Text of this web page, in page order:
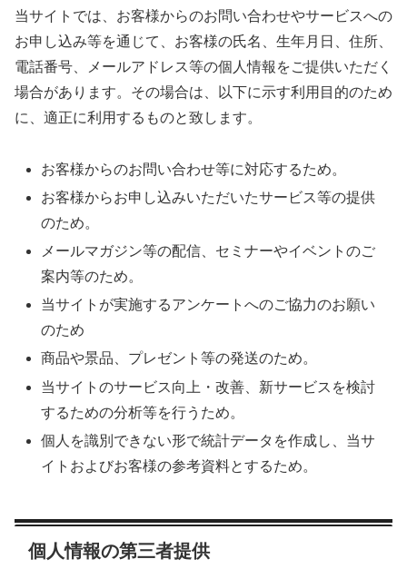
当サイトでは、お客様からのお問い合わせやサービスへの
お申し込み等を通じて、お客様の氏名、生年月日、住所、
電話番号、メールアドレス等の個人情報をご提供いただく
場合があります。その場合は、以下に示す利用目的のため
に、適正に利用するものと致します。
お客様からのお問い合わせ等に対応するため。
お客様からお申し込みいただいたサービス等の提供
のため。
メールマガジン等の配信、セミナーやイベントのご
案内等のため。
当サイトが実施するアンケートへのご協力のお願い
のため
商品や景品、プレゼント等の発送のため。
当サイトのサービス向上・改善、新サービスを検討
するための分析等を行うため。
個人を識別できない形で統計データを作成し、当サ
イトおよびお客様の参考資料とするため。
個人情報の第三者提供